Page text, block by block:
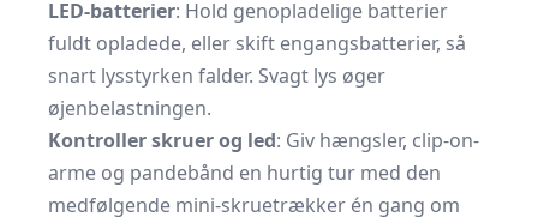
LED-batterier: Hold genopladelige batterier
fuldt opladede, eller skift engangsbatterier, så
snart lysstyrken falder. Svagt lys øger
øjenbelastningen.
Kontroller skruer og led: Giv hængsler, clip-on-
arme og pandebånd en hurtig tur med den
medfølgende mini-skruetrækker én gang om